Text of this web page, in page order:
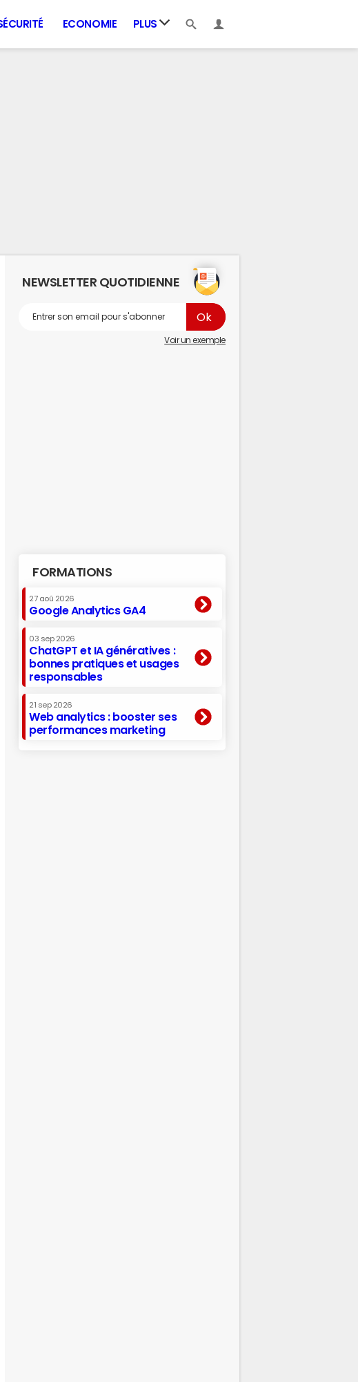
ECONOMIE PLUS
NEWSLETTER QUOTIDIENNE
Voir un exemple
FORMATIONS
27 aoû 2026
Google Analytics GA4
03 sep 2026
ChatGPT et IA génératives :
bonnes pratiques et usages
responsables
21 sep 2026
Web analytics : booster ses
performances marketing